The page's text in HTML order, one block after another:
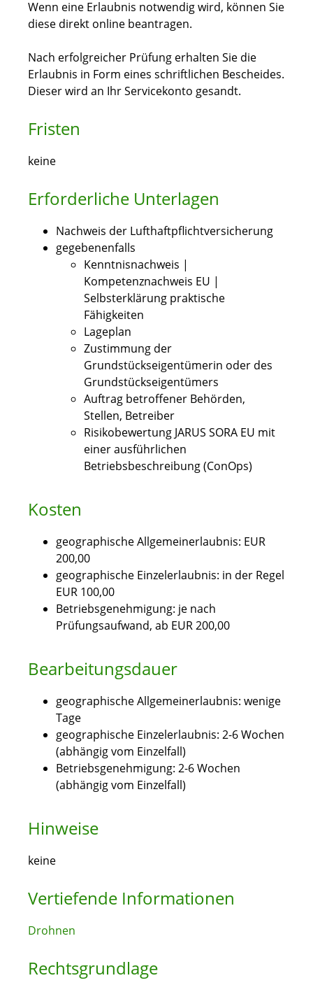
Wenn eine Erlaubnis notwendig wird, können Sie
diese direkt online beantragen.
Nach erfolgreicher Prüfung erhalten Sie die
Erlaubnis in Form eines schriftlichen Bescheides.
Dieser wird an Ihr Servicekonto gesandt.
Fristen
keine
Erforderliche Unterlagen
Nachweis der Lufthaftpflichtversicherung
gegebenenfalls
Kenntnisnachweis |
Kompetenznachweis EU |
Selbsterklärung praktische
Fähigkeiten
Lageplan
Zustimmung der
Grundstückseigentümerin oder des
Grundstückseigentümers
Auftrag betroffener Behörden,
Stellen, Betreiber
Risikobewertung JARUS SORA EU mit
einer ausführlichen
Betriebsbeschreibung (ConOps)
Kosten
geographische Allgemeinerlaubnis: EUR
200,00
geographische Einzelerlaubnis: in der Regel
EUR 100,00
Betriebsgenehmigung: je nach
Prüfungsaufwand, ab EUR 200,00
Bearbeitungsdauer
geographische Allgemeinerlaubnis: wenige
Tage
geographische Einzelerlaubnis: 2-6 Wochen
(abhängig vom Einzelfall)
Betriebsgenehmigung: 2-6 Wochen
(abhängig vom Einzelfall)
Hinweise
keine
Vertiefende Informationen
Drohnen
Rechtsgrundlage